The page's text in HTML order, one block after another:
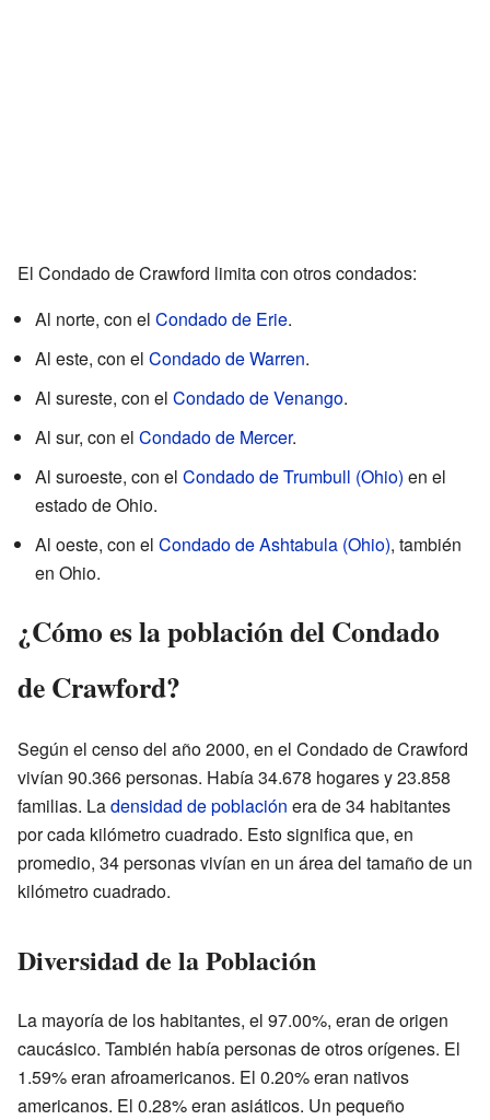
El Condado de Crawford limita con otros condados:
Al norte, con el Condado de Erie.
Al este, con el Condado de Warren.
Al sureste, con el Condado de Venango.
Al sur, con el Condado de Mercer.
Al suroeste, con el Condado de Trumbull (Ohio) en el
estado de Ohio.
Al oeste, con el Condado de Ashtabula (Ohio), también
en Ohio.
¿Cómo es la población del Condado
de Crawford?
Según el censo del año 2000, en el Condado de Crawford
vivían 90.366 personas. Había 34.678 hogares y 23.858
familias. Ladensidad de población era de 34 habitantes
por cada kilómetro cuadrado. Esto significa que, en
promedio, 34 personas vivían en un área del tamaño de un
kilómetro cuadrado.
Diversidad de la Población
La mayoría de los habitantes, el 97.00%, eran de origen
caucásico. También había personas de otros orígenes. El
1.59% eran afroamericanos. El 0.20% eran nativos
americanos. El 0.28% eran asiáticos. Un pequeño